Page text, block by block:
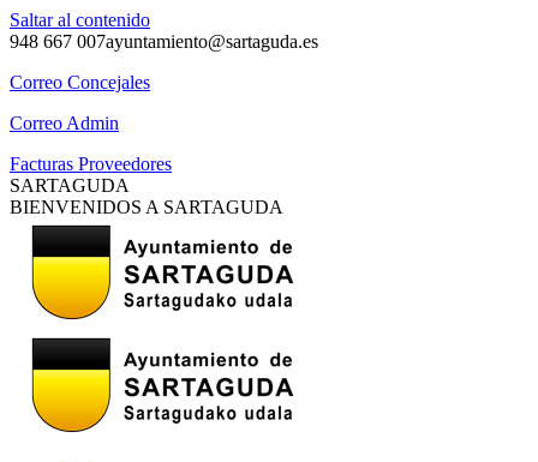
Saltar al contenido
948 667 007ayuntamiento@sartaguda.es
Correo Concejales
Correo Admin
Facturas Proveedores
SARTAGUDA
BIENVENIDOS A SARTAGUDA